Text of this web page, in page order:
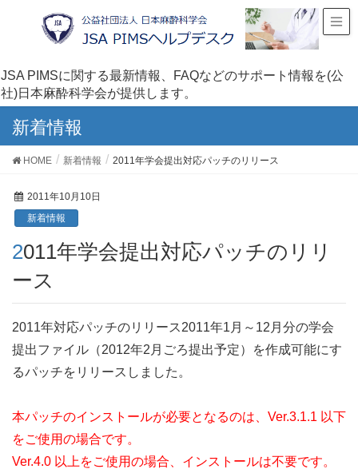
JSA PIMSに関する最新情報、FAQなどのサポート情報を(公
社)日本麻酔科学会が提供します。
新着情報
HOME 新着情報 2011年学会提出対応パッチのリリース
2011年10月10日
新着情報
2011年学会提出対応パッチのリリ
ース
2011年対応パッチのリリース2011年1月～12月分の学会
提出ファイル（2012年2月ごろ提出予定）を作成可能にす
るパッチをリリースしました。
本パッチのインストールが必要となるのは、Ver.3.1.1 以下
をご使用の場合です。
Ver.4.0 以上をご使用の場合、インストールは不要です。